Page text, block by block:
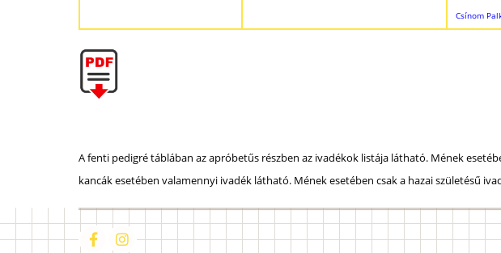
Csínom
A fenti pedigré táblában az apróbetűs részben az ivadékok listája látható. Mének
kancák esetében valamennyi ivadék látható. Mének esetében csak a hazai születésű